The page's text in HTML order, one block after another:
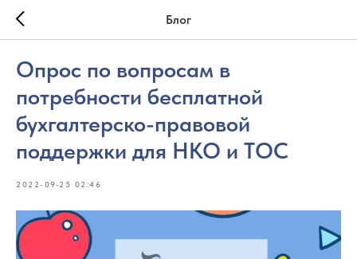
Блог
Опрос по вопросам в
потребности бесплатной
бухгалтерско-правовой
поддержки для НКО и ТОС
2022-09-25 02:46